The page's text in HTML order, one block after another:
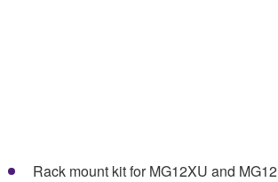
Rack mount kit for MG12XU and MG12